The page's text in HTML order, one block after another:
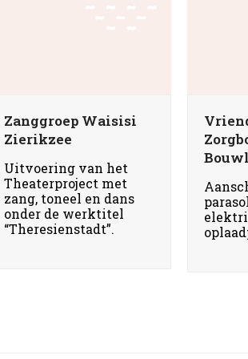
Zanggroep Waisisi
Zierikzee
Uitvoering van het
Theaterproject met
zang, toneel en dans
onder de werktitel
“Theresienstadt”.